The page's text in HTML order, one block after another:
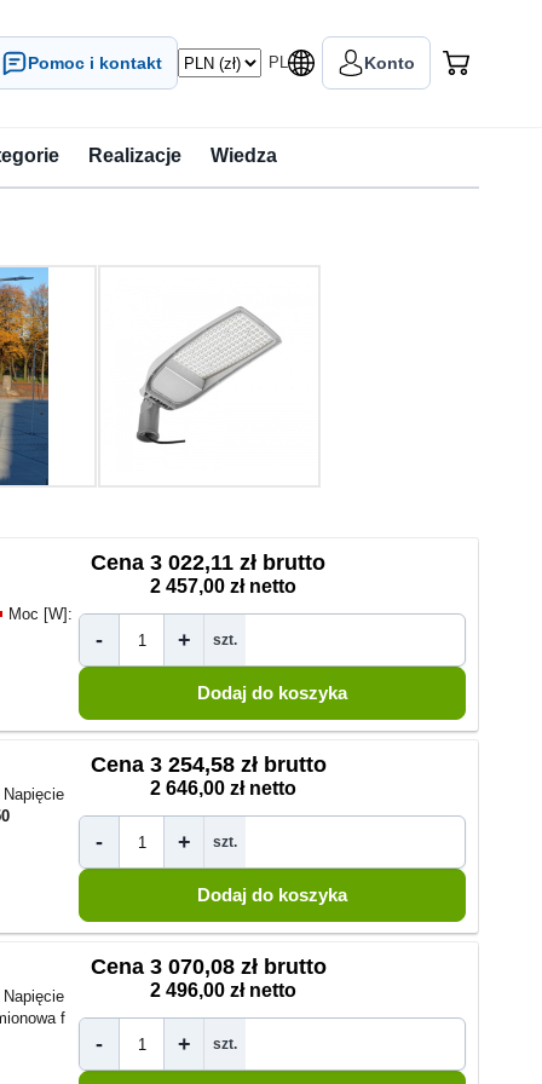
Pomoc i kontakt PL Konto
Realizacje Wiedza
Moc [W]:
Cena 3 022,11 zł brutto
2 457,00 zł netto
- + szt.
Napięcie
Cena 3 254,58 zł brutto
2 646,00 zł netto
- + szt.
Napięcie
f
Cena 3 070,08 zł brutto
2 496,00 zł netto
- + szt.